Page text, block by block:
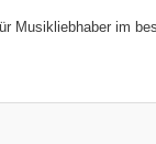
Musikliebhaber im